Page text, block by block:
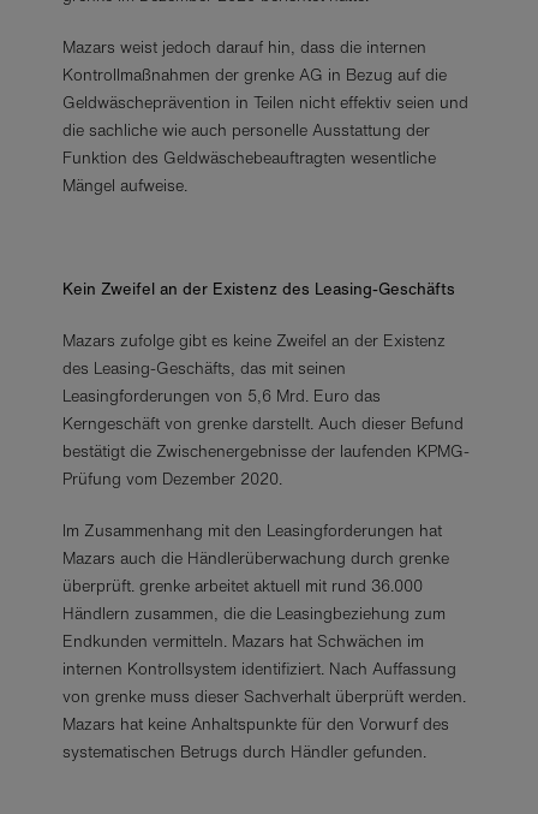
Mazars weist jedoch darauf hin, dass die internen
Kontrollmaßnahmen der grenke AG in Bezug auf die
Geldwäscheprävention in Teilen nicht effektiv seien und
die sachliche wie auch personelle Ausstattung der
Funktion des Geldwäschebeauftragten wesentliche
Mängel aufweise.
Kein Zweifel an der Existenz des Leasing-Geschäfts
Mazars zufolge gibt es keine Zweifel an der Existenz
des Leasing-Geschäfts, das mit seinen
Leasingforderungen von 5,6 Mrd. Euro das
Kerngeschäft von grenke darstellt. Auch dieser Befund
bestätigt die Zwischenergebnisse der laufenden KPMG-
Prüfung vom Dezember 2020.
Im Zusammenhang mit den Leasingforderungen hat
Mazars auch die Händlerüberwachung durch grenke
überprüft. grenke arbeitet aktuell mit rund 36.000
Händlern zusammen, die die Leasingbeziehung zum
Endkunden vermitteln. Mazars hat Schwächen im
internen Kontrollsystem identifiziert. Nach Auffassung
von grenke muss dieser Sachverhalt überprüft werden.
Mazars hat keine Anhaltspunkte für den Vorwurf des
systematischen Betrugs durch Händler gefunden.